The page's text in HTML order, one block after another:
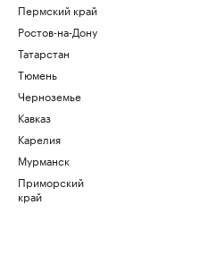
Пермский край
Ростов-на-Дону
Татарстан
Тюмень
Черноземье
Кавказ
Карелия
Мурманск
Приморский
край